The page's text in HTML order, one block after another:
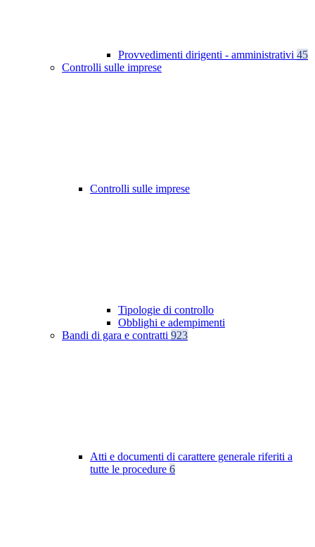
Provvedimenti dirigenti - amministrativi 45
Controlli sulle imprese
Controlli sulle imprese
Tipologie di controllo
Obblighi e adempimenti
Bandi di gara e contratti 923
Atti e documenti di carattere generale riferiti a
tutte le procedure 6